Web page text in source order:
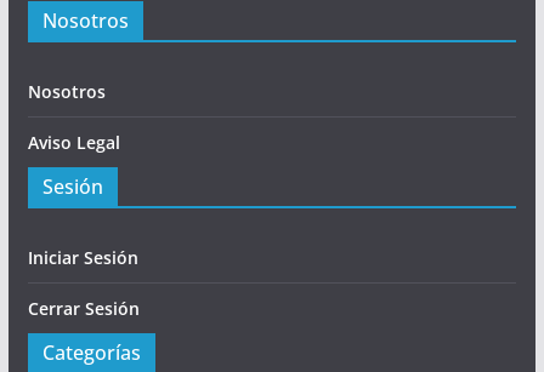
Nosotros
Nosotros
Aviso Legal
Sesión
Iniciar Sesión
Cerrar Sesión
Categorías